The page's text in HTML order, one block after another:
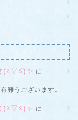
(≧▽≦)✨ に
難うございます。
(≧▽≦)✨ に